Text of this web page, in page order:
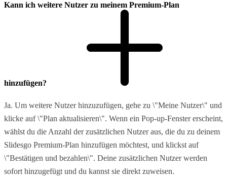
Kann ich weitere Nutzer zu meinem Premium-Plan
hinzufügen?
Ja. Um weitere Nutzer hinzuzufügen, gehe zu \"Meine Nutzer\" und
klicke auf \"Plan aktualisieren\". Wenn ein Pop-up-Fenster erscheint,
wählst du die Anzahl der zusätzlichen Nutzer aus, die du zu deinem
Slidesgo Premium-Plan hinzufügen möchtest, und klickst auf
\"Bestätigen und bezahlen\". Deine zusätzlichen Nutzer werden
sofort hinzugefügt und du kannst sie direkt zuweisen.